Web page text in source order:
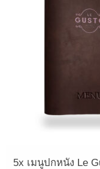
5x เมนูปกหนัง Le